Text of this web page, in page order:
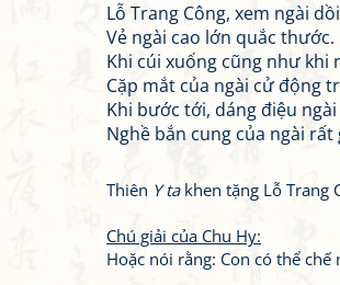
Lỗ Trang Công, xem ngài
Vẻ ngài cao lớn quắc thước.
Khi cúi xuống cũng như khi
Cặp mắt của ngài cử động
Khi bước tới, dáng điệu
Nghề bắn cung của ngài rất
Thiên Y takhen tặng Lỗ Trang
Chú giải của Chu Hy:
Hoặc nói rằng: Con có thể